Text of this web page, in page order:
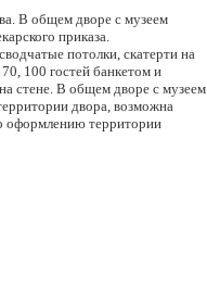
В общем дворе с музеем
приказа.
потолки, скатерти на
100 гостей банкетом и
стене. В общем дворе с музеем
двора, возможна
оформлению территории